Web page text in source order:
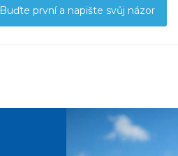
Buďte první a napište svůj názor